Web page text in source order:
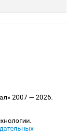
2007 — 2026.